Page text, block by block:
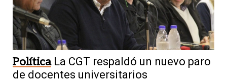
Política La CGT respaldó un nuevo paro
de docentes universitarios